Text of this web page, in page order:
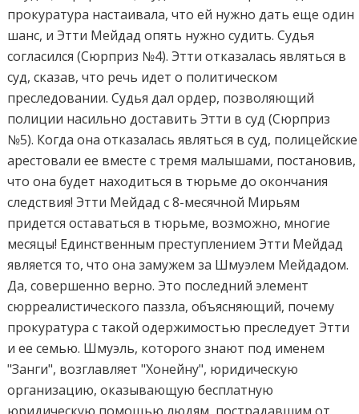
прокуратура настаивала, что ей нужно дать еще один
шанс, и Этти Мейдад опять нужно судить. Судья
согласился (Сюрприз №4). Этти отказалась являться в
суд, сказав, что речь идет о политическом
преследовании. Судья дал ордер, позволяющий
полиции насильно доставить Этти в суд (Сюрприз
№5). Когда она отказалась являться в суд, полицейские
арестовали ее вместе с тремя малышами, постановив,
что она будет находиться в тюрьме до окончания
следствия! Этти Мейдад с 8-месячной Мирьям
придется оставаться в тюрьме, возможно, многие
месяцы! Единственным преступлением Этти Мейдад
является то, что она замужем за Шмуэлем Мейдадом.
Да, совершенно верно. Это последний элемент
сюрреалистического паззла, объясняющий, почему
прокуратура с такой одержимостью преследует Этти
и ее семью. Шмуэль, которого знают под именем
"Занги", возглавляет "Хонейну", юридическую
организацию, оказывающую бесплатную